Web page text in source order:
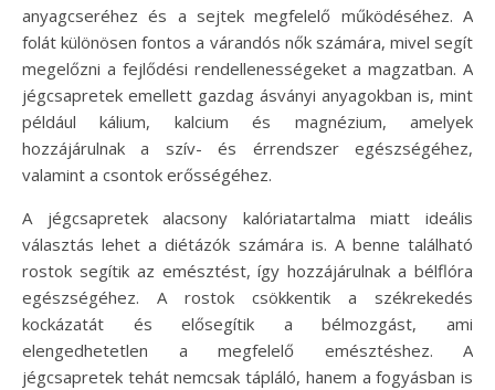
anyagcseréhez és a sejtek megfelelő működéséhez. A
folát különösen fontos a várandós nők számára, mivel segít
megelőzni a fejlődési rendellenességeket a magzatban. A
jégcsapretek emellett gazdag ásványi anyagokban is, mint
például kálium, kalcium és magnézium, amelyek
hozzájárulnak a szív- és érrendszer egészségéhez,
valamint a csontok erősségéhez.
A jégcsapretek alacsony kalóriatartalma miatt ideális
választás lehet a diétázók számára is. A benne található
rostok segítik az emésztést, így hozzájárulnak a bélflóra
egészségéhez. A rostok csökkentik a székrekedés
kockázatát és elősegítik a bélmozgást, ami
elengedhetetlen a megfelelő emésztéshez. A
jégcsapretek tehát nemcsak tápláló, hanem a fogyásban is